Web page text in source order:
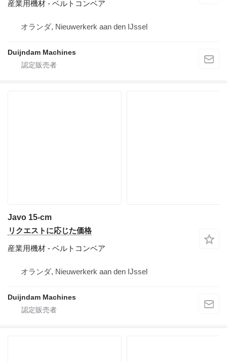
産業用機材 - ベルトコンベア
オランダ, Nieuwerkerk aan den IJssel
Duijndam Machines
Javo 15-cm
リクエストに応じた価格
産業用機材 - ベルトコンベア
オランダ, Nieuwerkerk aan den IJssel
Duijndam Machines